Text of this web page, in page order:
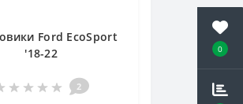
0
Ford EcoSport
'18-22
2